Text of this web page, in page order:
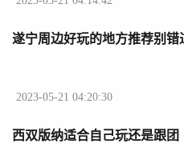
遂宁周边好玩的地方推荐别错
2023-05-21 04:20:30
西双版纳适合自己玩还是跟团